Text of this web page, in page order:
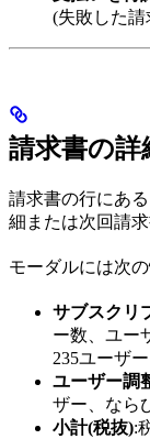
(失敗した請
請求書の詳
請求書の行にある
細または次回請
モーダルには次
サブスクリ
ー数、ユー
235ユーザー
ユーザー調
ザー、なら
小計(税抜):